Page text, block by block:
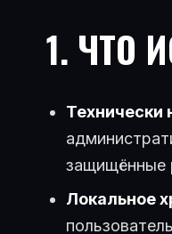
1. ЧТО
Технически
защищённые
Локальное